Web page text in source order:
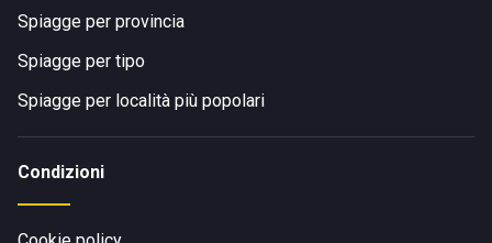
Spiagge per provincia
Spiagge per tipo
Spiagge per località più popolari
Condizioni